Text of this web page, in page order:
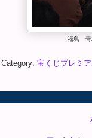
福島 青
Category: 宝くじプレミ